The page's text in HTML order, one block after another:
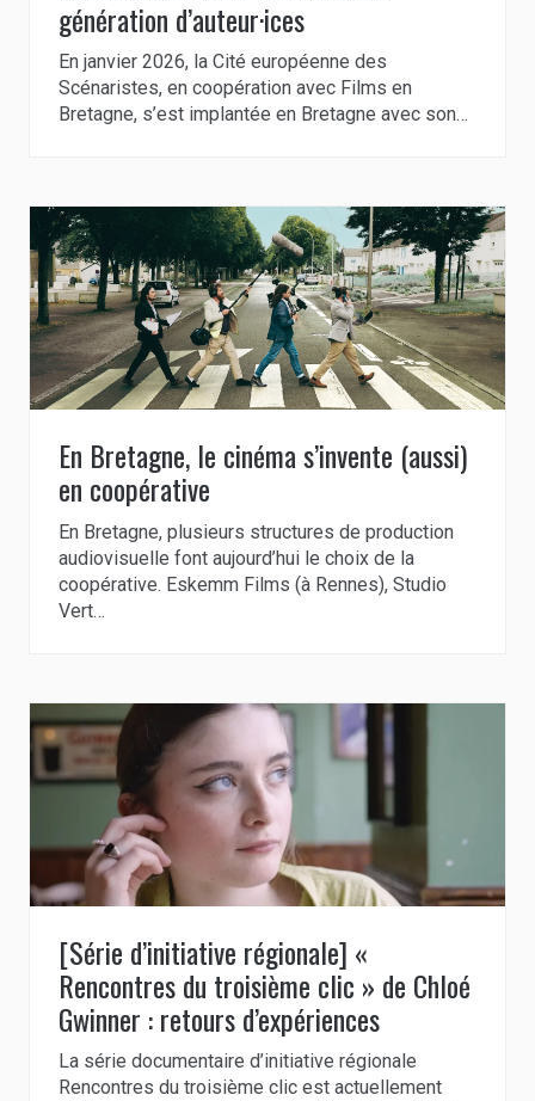
génération d’auteur·ices
En janvier 2026, la Cité européenne des
Scénaristes, en coopération avec Films en
Bretagne, s’est implantée en Bretagne avec son…
En Bretagne, le cinéma s’invente (aussi)
en coopérative
En Bretagne, plusieurs structures de production
audiovisuelle font aujourd’hui le choix de la
coopérative. Eskemm Films (à Rennes), Studio
Vert…
[Série d’initiative régionale] «
Rencontres du troisième clic » de Chloé
Gwinner : retours d’expériences
La série documentaire d’initiative régionale
Rencontres du troisième clic est actuellement